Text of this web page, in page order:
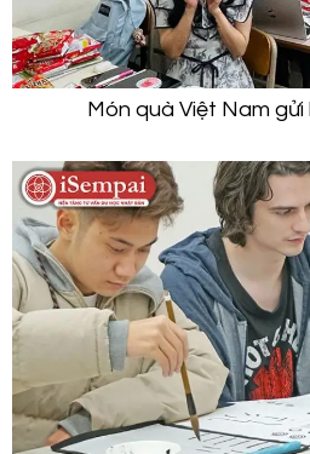
Món quà Việt Nam